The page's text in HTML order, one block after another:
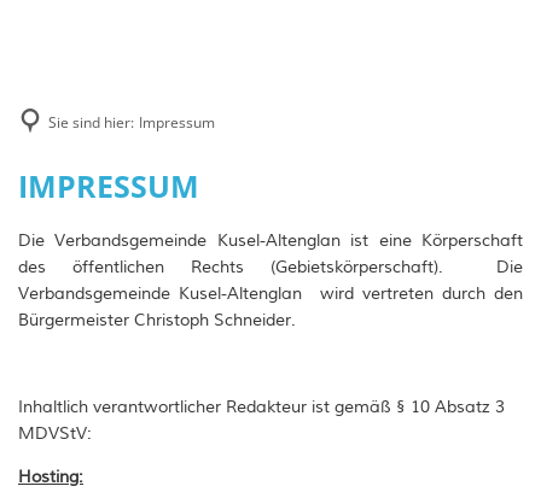
Wiederkehrende Beiträge
Wiederkehrende Beiträge Vogelsang
Wanderreiten
Sehenswürdigkeiten & Ausflugstipps
Sie sind hier: Impressum
Impressum
IMPRESSUM
Die Verbandsgemeinde Kusel-Altenglan ist eine Körperschaft
des öffentlichen Rechts (Gebietskörperschaft). Die
Verbandsgemeinde Kusel-Altenglan wird vertreten durch den
Bürgermeister Christoph Schneider.
Inhaltlich verantwortlicher Redakteur ist gemäß § 10 Absatz 3
MDVStV:
Hosting: